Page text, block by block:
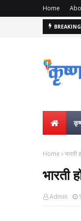
Home
Home भारती
भारती
Admin